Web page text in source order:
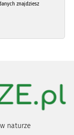
znajdziesz
naturze